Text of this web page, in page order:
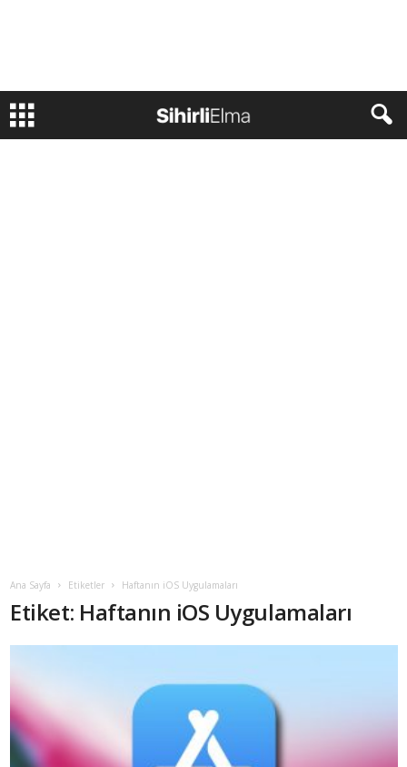
Ana Sayfa Etiketler Haftanın iOS Uygulamaları
Etiket: Haftanın iOS Uygulamaları